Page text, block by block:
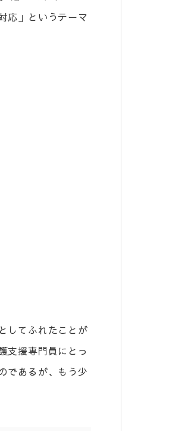
応」というテーマ
してふれたことが
支援専門員にとっ
であるが、もう少